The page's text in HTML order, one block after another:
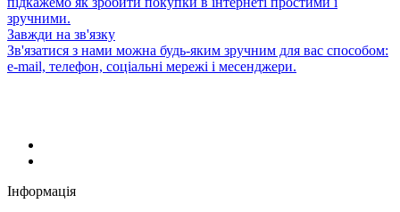
зручними.
Завжди на зв'язку
Зв'язатися з нами можна будь-яким зручним для вас способом:
e-mail, телефон, соціальні мережі і месенджери.
Інформація